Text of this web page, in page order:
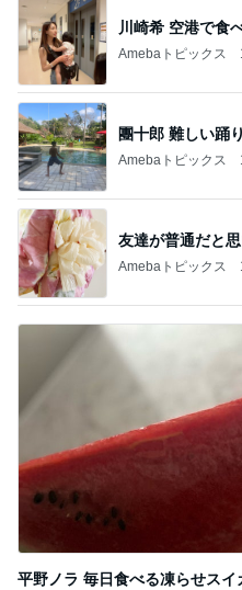
川崎希 空港で食
Amebaトピックス
團十郎 難しい踊
Amebaトピックス
友達が普通だと
Amebaトピックス
平野ノラ 毎日食べる凍らせスイ